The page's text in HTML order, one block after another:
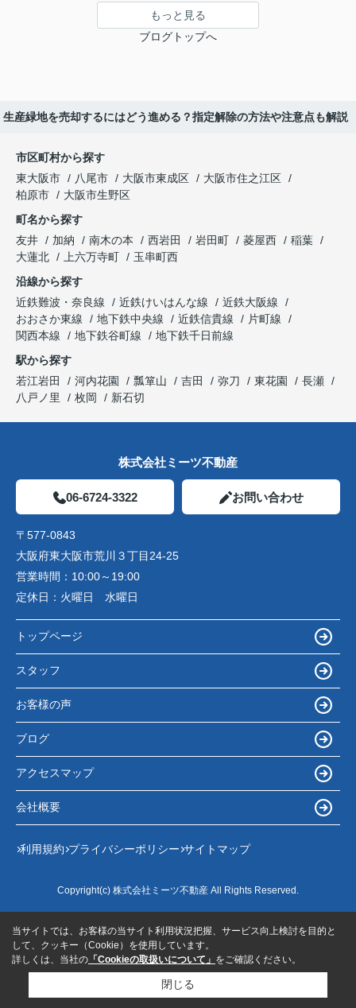
もっと見る
ブログトップへ
生産緑地を売却するにはどう進める？指定解除の方法や注意点も解説
市区町村から探す
東大阪市
八尾市 大阪市東成区
大阪市住之江区
柏原市
大阪市生野区
町名から探す
友井
加納 南木の本 西岩田 岩田町 菱屋西
稲葉
大蓮北
上六万寺町
玉串町西
沿線から探す
近鉄難波・奈良線
近鉄けいはんな線
近鉄大阪線
おおさか東線
地下鉄中央線 近鉄信貴線
片町線
関西本線
地下鉄谷町線
地下鉄千日前線
駅から探す
若江岩田
河内花園 瓢箪山 吉田 弥刀 東花園
長瀬
八戸ノ里
枚岡 新石切
株式会社ミーツ不動産
06-6724-3322 お問い合わせ
〒577-0843
大阪府東大阪市荒川３丁目24-25
営業時間： 10:00～19:00
定休日： 火曜日 水曜日
トップページ
スタッフ
お客様の声
ブログ
アクセスマップ
会社概要
利用規約 プライバシーポリシー サイトマップ
Copyright(c) 株式会社ミーツ不動産 All Rights Reserved.
当サイトでは、お客様の当サイト利用状況把握、サービス向上検討を目的と
して、クッキー（Cookie）を使用しています。
詳しくは、当社の 「Cookieの取扱いについて」 をご確認ください。
閉じる